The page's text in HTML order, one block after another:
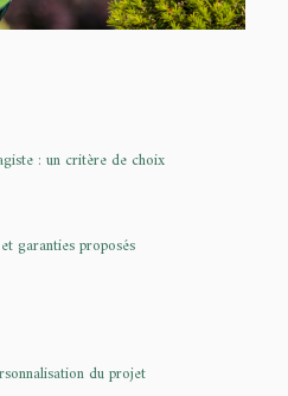
: un critère de choix
garanties proposés
du projet